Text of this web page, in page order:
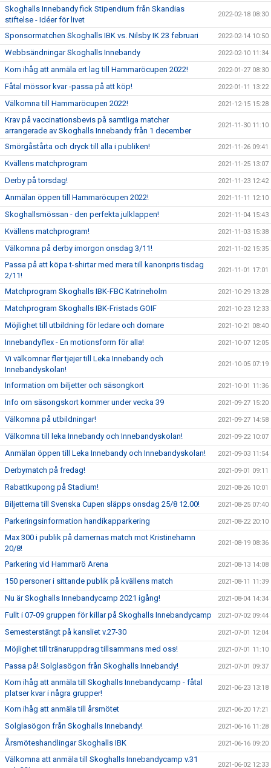
Skoghalls Innebandy fick Stipendium från Skandias
stiftelse - Idéer för livet
2022-02-18 08:30
Sponsormatchen Skoghalls IBK vs. Nilsby IK 23 februari 2022-02-14 10:50
Webbsändningar Skoghalls Innebandy 2022-02-10 11:34
Kom ihåg att anmäla ert lag till Hammaröcupen 2022! 2022-01-27 08:30
Fåtal mössor kvar -passa på att köp! 2022-01-11 13:22
Välkomna till Hammaröcupen 2022! 2021-12-15 15:28
Krav på vaccinationsbevis på samtliga matcher
arrangerade av Skoghalls Innebandy från 1 december
2021-11-30 11:10
Smörgåstårta och dryck till alla i publiken! 2021-11-26 09:41
Kvällens matchprogram 2021-11-25 13:07
Derby på torsdag! 2021-11-23 12:42
Anmälan öppen till Hammaröcupen 2022! 2021-11-11 12:10
Skoghallsmössan - den perfekta julklappen! 2021-11-04 15:43
Kvällens matchprogram! 2021-11-03 15:38
Välkomna på derby imorgon onsdag 3/11! 2021-11-02 15:35
Passa på att köpa t-shirtar med mera till kanonpris tisdag
2/11!
2021-11-01 17:01
Matchprogram Skoghalls IBK-FBC Katrineholm 2021-10-29 13:28
Matchprogram Skoghalls IBK-Fristads GOIF 2021-10-23 12:33
Möjlighet till utbildning för ledare och domare 2021-10-21 08:40
Innebandyflex - En motionsform för alla! 2021-10-07 12:05
Vi välkomnar fler tjejer till Leka Innebandy och
Innebandyskolan!
2021-10-05 07:19
Information om biljetter och säsongkort 2021-10-01 11:36
Info om säsongskort kommer under vecka 39 2021-09-27 15:20
Välkomna på utbildningar! 2021-09-27 14:58
Välkomna till leka Innebandy och Innebandyskolan! 2021-09-22 10:07
Anmälan öppen till Leka Innebandy och Innebandyskolan! 2021-09-03 11:54
Derbymatch på fredag! 2021-09-01 09:11
Rabattkupong på Stadium! 2021-08-26 10:01
Biljetterna till Svenska Cupen släpps onsdag 25/8 12.00! 2021-08-25 07:40
Parkeringsinformation handikapparkering 2021-08-22 20:10
Max 300 i publik på damernas match mot Kristinehamn
20/8!
2021-08-19 08:36
Parkering vid Hammarö Arena 2021-08-13 14:08
150 personer i sittande publik på kvällens match 2021-08-11 11:39
Nu är Skoghalls Innebandycamp 2021 igång! 2021-08-04 14:34
Fullt i 07-09 gruppen för killar på Skoghalls Innebandycamp 2021-07-02 09:44
Semesterstängt på kansliet v.27-30 2021-07-01 12:04
Möjlighet till tränaruppdrag tillsammans med oss! 2021-07-01 11:10
Passa på! Solglasögon från Skoghalls Innebandy! 2021-07-01 09:37
Kom ihåg att anmäla till Skoghalls Innebandycamp - fåtal
platser kvar i några grupper!
2021-06-23 13:18
Kom ihåg att anmäla till årsmötet 2021-06-20 17:21
Solglasögon från Skoghalls Innebandy! 2021-06-16 11:28
Årsmöteshandlingar Skoghalls IBK 2021-06-16 09:20
Välkomna att anmäla till Skoghalls Innebandycamp v.31
2021-06-02 12:33